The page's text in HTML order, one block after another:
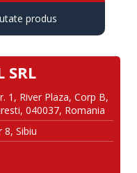
produs
SRL
1, River Plaza, Corp B,
040037, Romania
8, Sibiu